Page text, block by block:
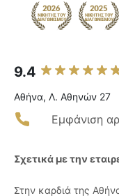
9.4
Αθήνα, Λ. Αθηνών 27
Εμφάνιση
Σχετικά με την
Στην καρδιά της